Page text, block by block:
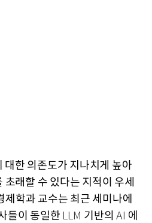
대한 의존도가 지나치게 높아
래할 수 있다는 지적이 우세
제학과 교수는 최근 세미나에
들이 동일한 LLM 기반의 AI 에